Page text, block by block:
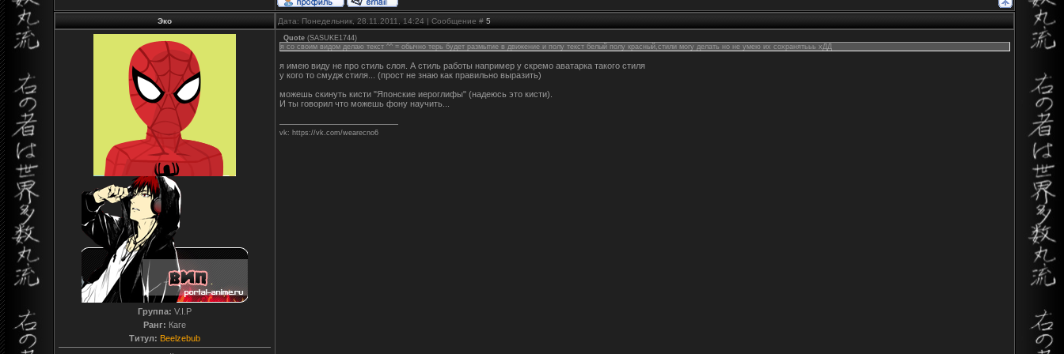
Эко Дата: Понедельник, 28.11.2011, 14:24 | Сообщение # 5
Группа: V.I.P
Ранг: Каге
Титул: Beelzebub
Quote (SASUKE1744)
я со своим видом делаю текст ^^ = обычно терь будет размытие в движение и полу текст белый полу красный,стили могу делать но не умею их сохранятььь хДД
я имею виду не про стиль слоя. А стиль работы например у скремо аватарка такого стиля
у кого то смудж стиля... (прост не знаю как правильно выразить)
можешь скинуть кисти "Японские иероглифы" (надеюсь это кисти).
И ты говорил что можешь фону научить...
vk: https://vk.com/wearecno6